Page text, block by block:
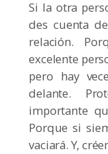
Si la otra
des cuenta
relación.
excelente
pero hay
delante.
importante
Porque si
vaciará. Y,